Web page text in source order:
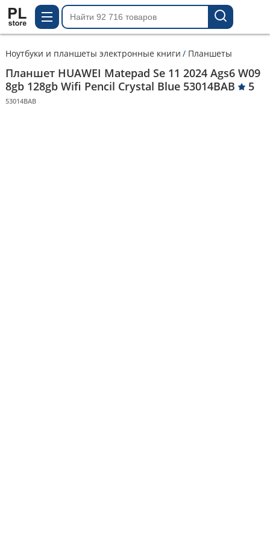
Ноутбуки и планшеты электронные книги Планшеты
Планшет HUAWEI Matepad Se 11 2024 Ags6 W09
8gb 128gb Wifi Pencil Crystal Blue 53014BAB
5
53014BAB